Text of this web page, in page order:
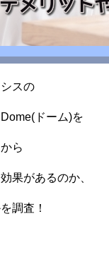
スの
ドーム)を
ら
果があるのか、
調査！